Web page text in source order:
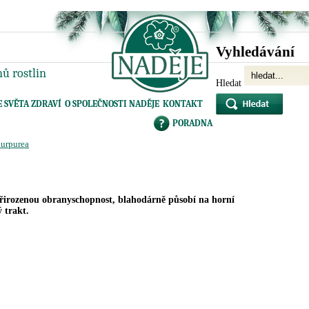
rostlin
Vyhledávání
Hledat
SVĚTA ZDRAVÍ O SPOLEČNOSTI NADĚJE KONTAKT
PORADNA
obranyschopnost, blahodárně působí na horní
trakt.